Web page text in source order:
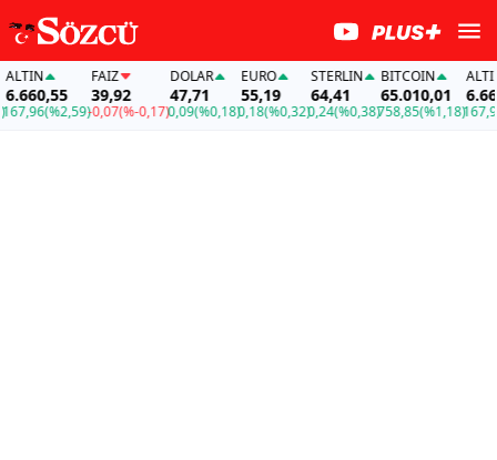
(%2,59)
FAİZ
39,92
-0,07(%-0,17)
DOLAR
47,71
0,09(%0,18)
EURO
55,19
0,18(%0,32)
STERLIN
64,41
0,24(%0,38)
BITCOIN
65.010,01
758,85(%1,18)
ALTIN
167,96